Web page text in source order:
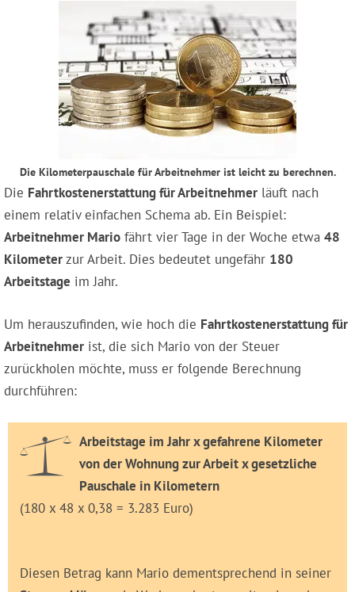
Die Kilometerpauschale für Arbeitnehmer ist leicht zu berechnen.
Die Fahrtkostenerstattung für Arbeitnehmer läuft nach
einem relativ einfachen Schema ab. Ein Beispiel:
Arbeitnehmer Mario fährt vier Tage in der Woche etwa 48
Kilometerzur Arbeit. Dies bedeutet ungefähr 180
Arbeitstage im Jahr.
Um herauszufinden, wie hoch die Fahrtkostenerstattung für
Arbeitnehmer ist, die sich Mario von der Steuer
zurückholen möchte, muss er folgende Berechnung
durchführen:
Arbeitstage im Jahr x gefahrene Kilometer
von der Wohnung zur Arbeit x gesetzliche
Pauschale in Kilometern
(180 x 48 x 0,38 = 3.283 Euro)
Diesen Betrag kann Mario dementsprechend in seiner